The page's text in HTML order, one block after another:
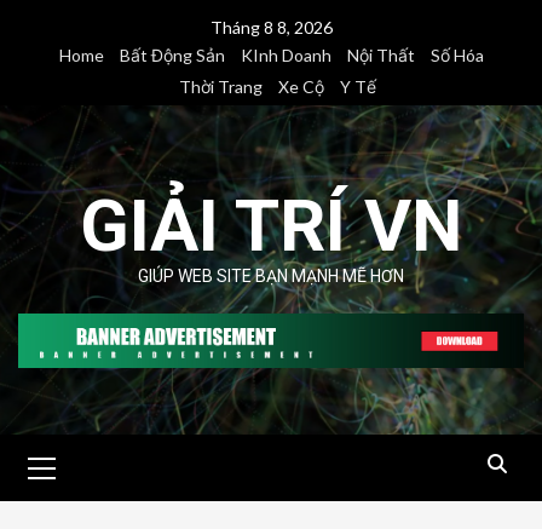
Tháng 8 8, 2026
Home
Bất Động Sản KInh Doanh Nội Thất
Số Hóa
Thời Trang
Xe Cộ Y Tế
GIẢI TRÍ VN
GIÚP WEB SITE BẠN MẠNH MẼ HƠN
Menu